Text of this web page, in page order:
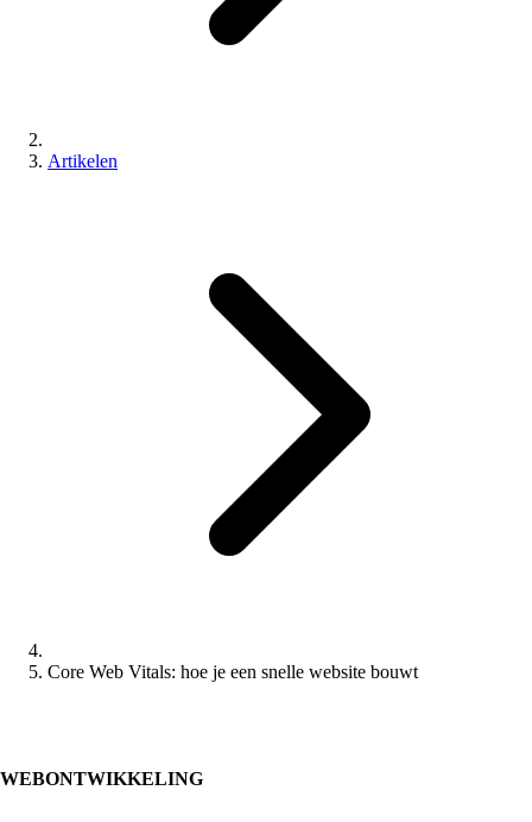
Artikelen
Core Web Vitals: hoe je een snelle website bouwt
WEBONTWIKKELING